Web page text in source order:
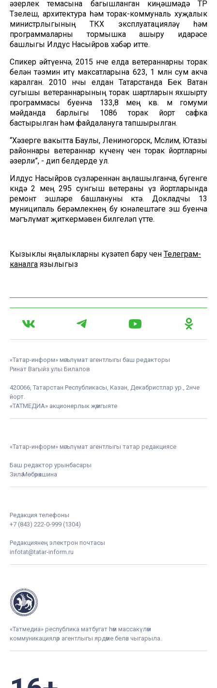
әзерлек темасына багышланган киңәшмәдә ТР
Төзелеш, архитектура һәм торак-коммуналь хуҗалык
министрлыгының ТКХ эксплуатацияләү һәм
программаларны тормышка ашыру идарәсе
башлыгы Илдус Насыйров хәбәр итте.
Спикер әйтүенчә, 2015 нче елда ветераннарны торак
белән тәэмин итү максатларына 623, 1 млн сум акча
каралган. 2010 нчы елдан Татарстанда Бөек Ватан
сугышы ветераннарының торак шартларын яхшырту
программасы буенча 133,8 мең кв. м гомуми
мәйданда барлыгы 1086 торак йорт сафка
бастырылган һәм файдалануга тапшырылган.
“Хәзерге вакытта Баулы, Лениногорск, Мөслим, Ютазы
районнары ветераннар күченү өчен торак йортларны
әзерли”, - дип белдерде ул.
Илдус Насыйров сүзләреннән аңлашылганча, бүгенге
көндә 2 мең 295 сунгыш ветераны үз йортларында
ремонт эшләре башлануны көтә. Докладчы 13
муниципаль берәмлекнең бу юнәлештәге эш буенча
мәгълүмат җиткермәвен билгеләп үтте.
Кызыклы яңалыкларны күзәтеп бару өчен Телеграм-
каналга язылыгыз
«Татар-информ» мәгълүмат агентлыгы баш редакторы
Ринат Вагыйз улы Билалов
420066, Татарстан Республикасы, Казан, Декабристлар ур., 2нче
йорт.
«ТАТМЕДИА» акционерлык җәмгыяте
«Татар-информ» мәгълүмат агентлыгы татар редакциясе
Баш редактор урынбасары
Зилә Мөбәрәкшина
Редакция телефоны
+7 (843) 222-0-999 (1304)
Редакциянең электрон почтасы
infotat@tatar-inform.ru
«Татмедиа» республика матбугат һәм массакүләм
коммуникацияләр агентлыгы ярдәме белән чыгарыла.